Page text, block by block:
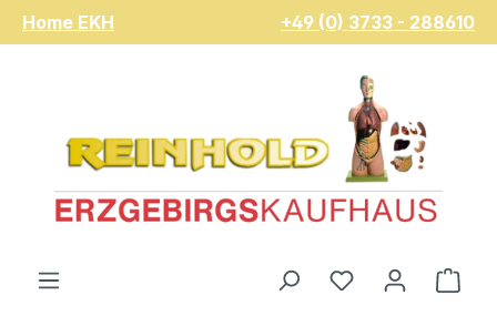
Zum Hauptinhalt springen
Home EKH +49 (0) 3733 - 288610
Du hast 0